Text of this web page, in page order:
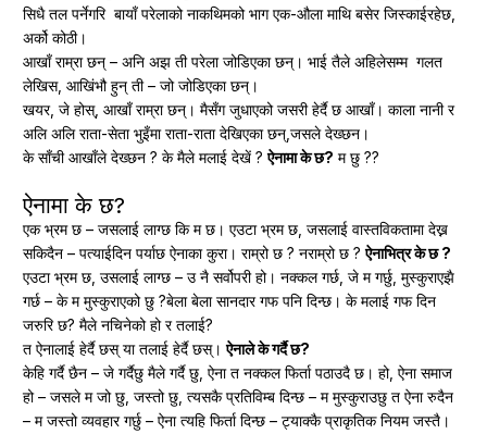
सिधै तल पर्नेगरि बायाँ परेलाको नाकथिमको भाग एक-औला माथि बसेर जिस्काईरहेछ,
अर्को कोठी।
आखाँ राम्रा छन् – अनि अझ ती परेला जोडिएका छन्। भाई तैले अहिलेसम्म गलत
लेखिस, आखिंभौ हुन् ती – जो जोडिएका छन्।
खयर, जे होस्, आखाँ राम्रा छन्। मैसँग जुधाएको जसरी हेर्दै छ आखाँ। काला नानी र
अलि अलि राता-सेता भुइँमा राता-राता देखिएका छन्,जसले देख्छन।
के साँची आखाँले देख्छन ? के मैले मलाई देखें ?ऐनामा के छ? म छु ??
ऐनामा के छ?
एक भ्रम छ – जसलाई लाग्छ कि म छ। एउटा भ्रम छ, जसलाई वास्तविकतामा देख्न
सकिदैन – पत्याईदिन पर्याछ ऐनाका कुरा। राम्रो छ ? नराम्रो छ ?ऐनाभित्र के छ ?
एउटा भ्रम छ, उसलाई लाग्छ – उ नै सर्वोपरी हो। नक्कल गर्छ, जे म गर्छु, मुस्कुराएझै
गर्छ – के म मुस्कुराएको छु ?बेला बेला सानदार गफ पनि दिन्छ। के मलाई गफ दिन
जरुरि छ? मैले नचिनेको हो र तलाई?
त ऐनालाई हेर्दै छस् या तलाई हेर्दै छस्।ऐनाले के गर्दै छ?
केहि गर्दै छैन – जे गर्दैछु मैले गर्दै छु, ऐना त नक्कल फिर्ता पठाउदै छ। हो, ऐना समाज
हो – जसले म जो छु, जस्तो छु, त्यसकै प्रतिविम्ब दिन्छ – म मुस्कुराउछु त ऐना रुदैन
– म जस्तो व्यवहार गर्छु – ऐना त्यहि फिर्ता दिन्छ – ट्याक्कै प्राकृतिक नियम जस्तै।